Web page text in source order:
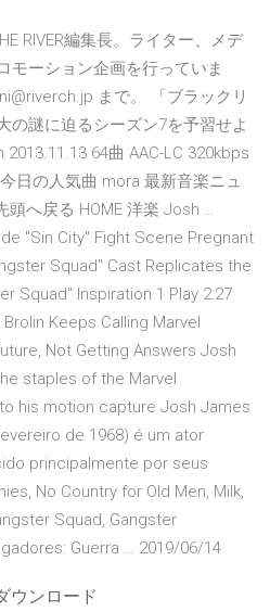
RIVER編集長。ライター、メデ
モーション企画を行っていま
まで。 「ブラックリ
の謎に迫るシーズン7を予習せよ
64曲 AAC-LC 320kbps
日の人気曲 mora 最新音楽ニュ
頭へ戻る HOME 洋楽 Josh …
"Sin City" Fight Scene Pregnant
Squad" Cast Replicates the
Squad" Inspiration 1 Play 2:27
Keeps Calling Marvel
Not Getting Answers Josh
staples of the Marvel
his motion capture Josh James
de 1968) é um ator
principalmente por seus
No Country for Old Men, Milk,
Squad, Gangster
Guerra … 2019/06/14
ウンロード